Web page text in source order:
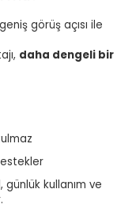
görüş açısı ile
daha dengeli bir
kullanım ve